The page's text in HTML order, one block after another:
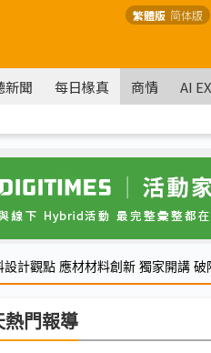
繁體版 简体版
新聞 每日椽真 商情 AI
設計觀點 應材材料創新 獨家開講 破
熱門報導